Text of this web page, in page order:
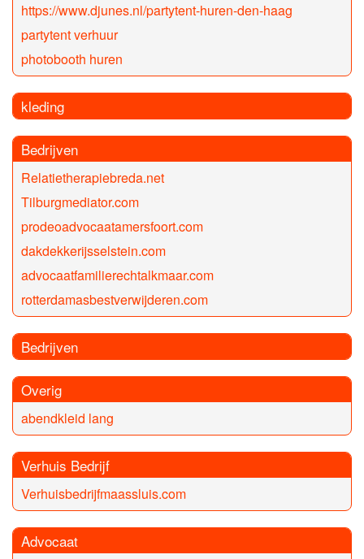
https://www.djunes.nl/partytent-huren-den-haag
partytent verhuur
photobooth huren
kleding
Bedrijven
Relatietherapiebreda.net
Tilburgmediator.com
prodeoadvocaatamersfoort.com
dakdekkerijsselstein.com
advocaatfamilierechtalkmaar.com
rotterdamasbestverwijderen.com
Bedrijven
Overig
abendkleid lang
Verhuis Bedrijf
Verhuisbedrijfmaassluis.com
Advocaat